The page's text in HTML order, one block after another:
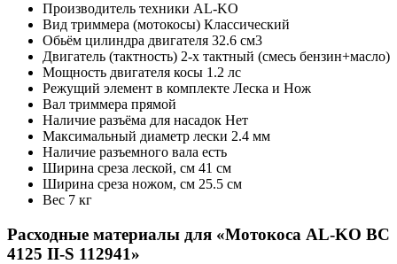
Производитель техники AL-KO
Вид триммера (мотокосы) Классический
Обьём цилиндра двигателя 32.6 см3
Двигатель (тактность) 2-х тактный (смесь бензин+масло)
Мощность двигателя косы 1.2 лс
Режущий элемент в комплекте Леска и Нож
Вал триммера прямой
Наличие разъёма для насадок Нет
Максимальный диаметр лески 2.4 мм
Наличие разъемного вала есть
Ширина среза леской, см 41 см
Ширина среза ножом, см 25.5 см
Вес 7 кг
Расходные материалы для «Мотокоса AL-KO BC
4125 II-S 112941»